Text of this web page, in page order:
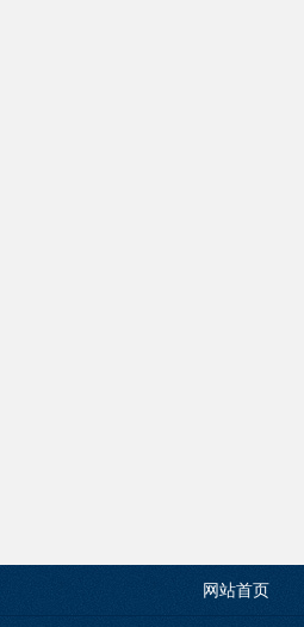
网站首页